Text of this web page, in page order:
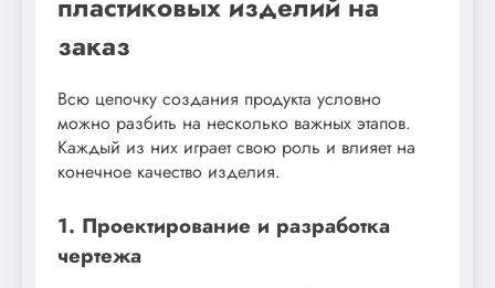
заказ
Всю цепочку создания продукта условно
можно разбить на несколько важных этапов.
Каждый из них играет свою роль и влияет на
конечное качество изделия.
1. Проектирование и разработка
чертежа